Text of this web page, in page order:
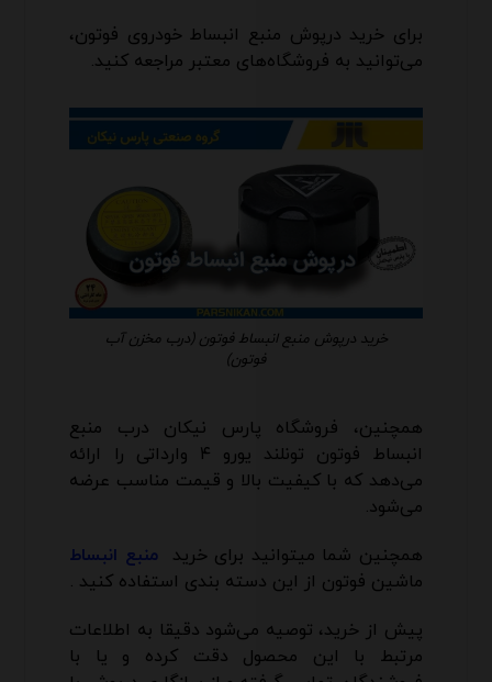
برای خرید درپوش منبع انبساط خودروی فوتون،
می‌توانید به فروشگاه‌های معتبر مراجعه کنید.
خرید درپوش منبع انبساط فوتون (درب مخزن آب
فوتون)
همچنین، فروشگاه پارس نیکان درب منبع
انبساط فوتون تونلند یورو ۴ وارداتی را ارائه
می‌دهد که با کیفیت بالا و قیمت مناسب عرضه
می‌شود.
همچنین شما میتوانید برای خریدمنبع انبساط
ماشین فوتون از این دسته بندی استفاده کنید .
پیش از خرید، توصیه می‌شود دقیقا به اطلاعات
مرتبط با این محصول دقت کرده و یا با